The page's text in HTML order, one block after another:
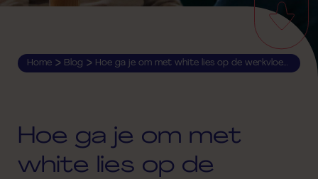
Home > Blog > Hoe ga je om met white lies op de werkvloer?
Hoe ga je om met
white lies op de